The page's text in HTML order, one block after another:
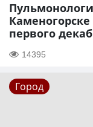
первого
14395
Город